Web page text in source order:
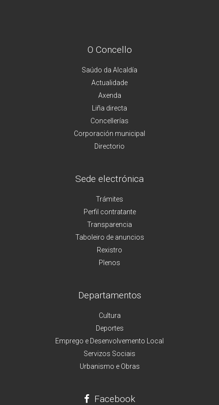
O Concello
Saúdo da Alcaldía
Actualidade
Axenda
Liña directa
Concellerías
Corporación municipal
Directorio
Sede electrónica
Trámites
Perfil contratante
Transparencia
Taboleiro de anuncios
Rexistro
Plenos
Departamentos
Cultura
Deportes
Emprego e Desenvolvemento Local
Servizos Sociais
Urbanismo e Obras
Facebook